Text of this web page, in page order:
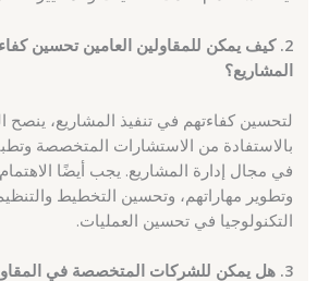
2. كيف يمكن للمقاولين العامين تحسين
المشاريع؟
لتحسين كفاءتهم في تنفيذ المشاريع، ينصح
بالاستفادة من الاستشارات المتخصصة
في مجال إدارة المشاريع. يجب أيضًا
وتطوير مهاراتهم، وتحسين التخطيط
التكنولوجيا في تحسين العمليات.
3. هل يمكن للشركات المتخصصة في